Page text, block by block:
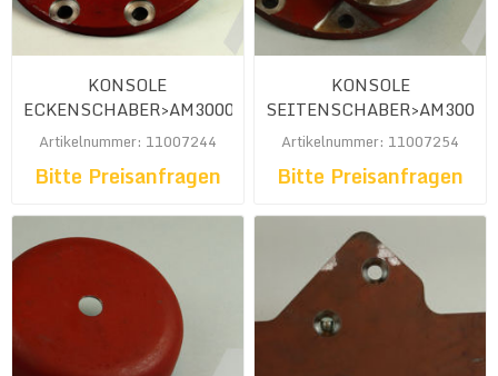
KONSOLE
ECKENSCHABER>AM3000<
Artikelnummer: 11007244
Bitte Preisanfragen
KONSOLE
SEITENSCHABER>AM3000<
Artikelnummer: 11007254
Bitte Preisanfragen